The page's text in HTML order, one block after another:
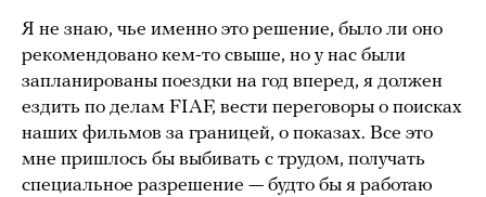
Я не знаю, чье именно это решение, было ли оно
рекомендовано кем-то свыше, но у нас были
запланированы поездки на год вперед, я должен
ездить по делам FIAF, вести переговоры о поисках
наших фильмов за границей, о показах. Все это
мне пришлось бы выбивать с трудом, получать
специальное разрешение — будто бы я работаю